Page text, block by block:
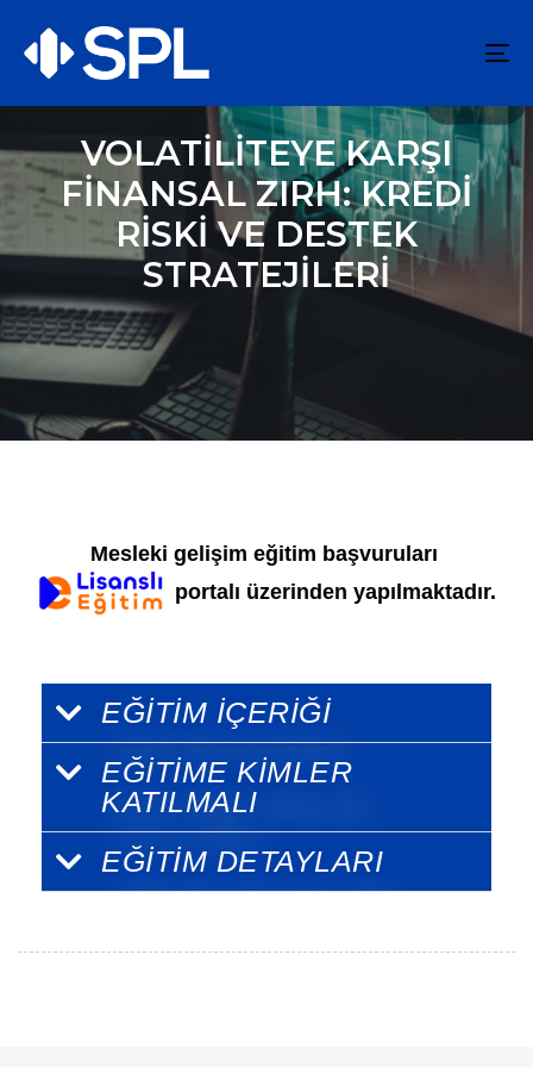
VOLATİLİTEYE KARŞI
FİNANSAL ZIRH: KREDİ
RİSKİ VE DESTEK
STRATEJİLERİ
Mesleki gelişim eğitim başvuruları
portalı üzerinden yapılmaktadır.
EĞİTİM İÇERİĞİ
EĞİTİME KİMLER
KATILMALI
EĞİTİM DETAYLARI